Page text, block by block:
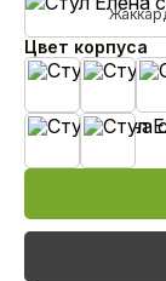
Цвет корпуса